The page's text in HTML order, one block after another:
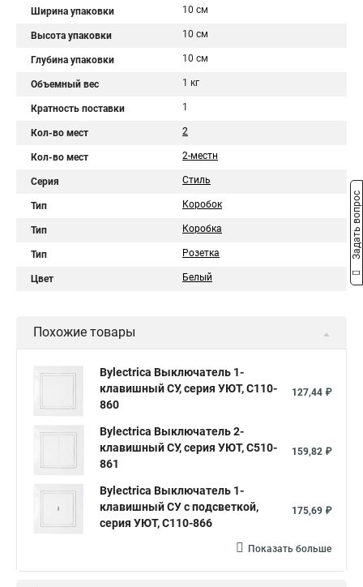
Ширина упаковки 10 см
Высота упаковки 10 см
Глубина упаковки 10 см
Объемный вес 1 кг
Кратность поставки 1
Кол-во мест 2
Кол-во мест 2-местн
Серия Стиль
Тип Коробок
Тип Коробка
Тип Розетка
Цвет Белый
Похожие товары
Bylectrica Выключатель 1-
клавишный СУ, серия УЮТ, С110-
860
127,44 ₽
Bylectrica Выключатель 2-
клавишный СУ, серия УЮТ, С510-
861
159,82 ₽
Bylectrica Выключатель 1-
клавишный СУ с подсветкой,
серия УЮТ, С110-866
175,69 ₽
Показать больше
Задать вопрос